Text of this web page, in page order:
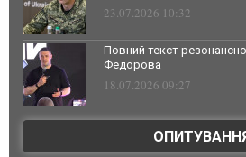
23.07.2026 10:32
Повний текст
Федорова
18.07.2026 09:27